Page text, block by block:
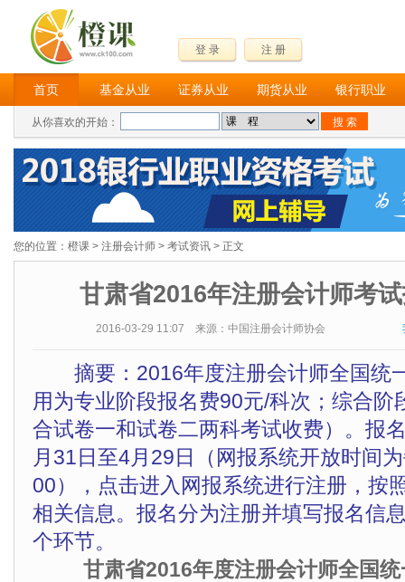
登 录 注 册
首页 基金从业 证券从业 期货从业 银行职业
从你喜欢的开始：
您的位置： 橙课 > 注册会计师 > 考试资讯 > 正文
甘肃省2016年注册会计师考
2016-03-29 11:07 来源：中国注册会计师协会
摘要：2016年度注册会计师全国统
用为专业阶段报名费90元/科次；综合阶
合试卷一和试卷二两科考试收费）。报
月31日至4月29日（网报系统开放时间
00），点击进入网报系统进行注册，按
相关信息。报名分为注册并填写报名信
个环节。
甘肃省2016年度注册会计师全国